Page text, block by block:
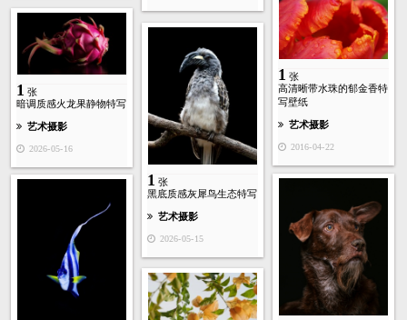
1 张
高清晰带水珠的郁金香特
写壁纸
艺术摄影
2016-04-22
1 张
暗调质感火龙果静物特写
艺术摄影
2026-05-16
1 张
黑底质感灰犀鸟生态特写
艺术摄影
2026-05-15